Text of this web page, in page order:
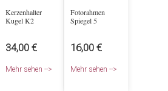
Kerzenhalter
Kugel K2
34,00 €
Mehr sehen -->
Fotorahmen
Spiegel 5
16,00 €
Mehr sehen -->